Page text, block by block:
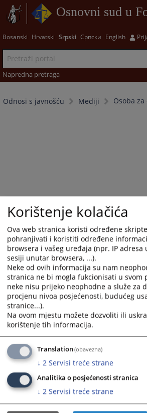
Osnovni sud u
Bosanski Hrvatski Srpski Српски English
Napredna pretraga
Odnosi s javnošću Mediji Osoba
Trenutno nema
Korištenje kolačića
Ova web stranica koristi određene
pohranjivati i koristiti određene
browsera i vašeg uređaja (npr. IP adresa
sesiji unutar browsera, ...).
Neke od ovih informacija su nam
stranica ne bi mogla fukcionisati u svom
neke nisu prijeko neophodne a služe za
procjenu nivoa posjećenosti, budućeg
stranice...).
Na ovom mjestu možete dozvoliti ili
korištenje tih informacija.
Translation(obavezna)
↓ 2 Servisi treće strane
Analitika o posjećenosti stranica
↓ 2 Servisi treće strane